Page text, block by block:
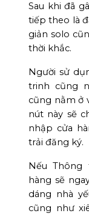
Sau khi đã
tiếp theo là
giản solo
thời khắc.
Người sử
trinh cũng
cũng nằm ở
nút này sẽ
nhập cửa
trải đăng ký.
Nếu Thông
hàng sẽ
dáng nhà
cũng như